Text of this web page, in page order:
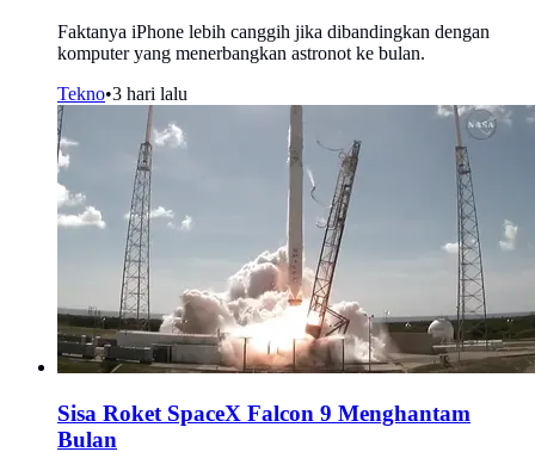
Faktanya iPhone lebih canggih jika dibandingkan dengan
komputer yang menerbangkan astronot ke bulan.
Tekno•3 hari lalu
Sisa Roket SpaceX Falcon 9 Menghantam
Bulan